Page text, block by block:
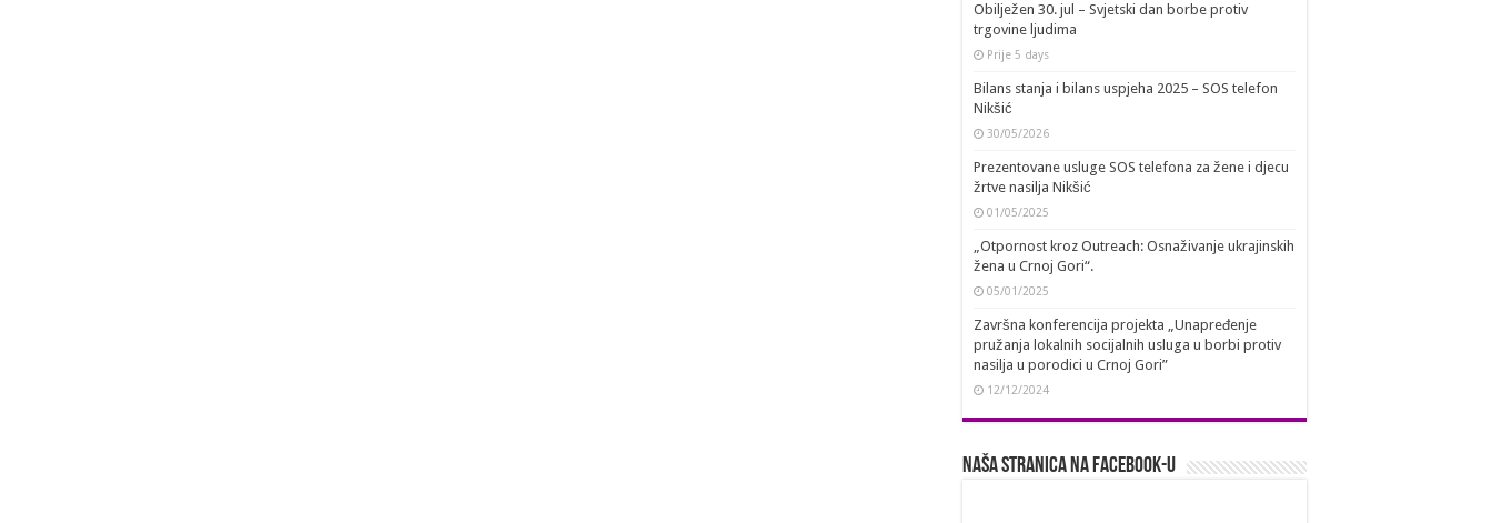
Obilježen 30. jul – Svjetski dan borbe protiv
trgovine ljudima
Prije 5 days
Bilans stanja i bilans uspjeha 2025 – SOS telefon
Nikšić
30/05/2026
Prezentovane usluge SOS telefona za žene i djecu
žrtve nasilja Nikšić
01/05/2025
„Otpornost kroz Outreach: Osnaživanje ukrajinskih
žena u Crnoj Gori“.
05/01/2025
Završna konferencija projekta „Unapređenje
pružanja lokalnih socijalnih usluga u borbi protiv
nasilja u porodici u Crnoj Gori”
12/12/2024
Naša stranica na Facebook-u